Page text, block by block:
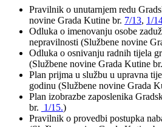
Pravilnik o unutarnjem redu
novine Grada Kutine br. 7/13, 1/
Odluka o imenovanju osobe
nepravilnosti (Službene novine
Odluka o osnivanju radnih tijela
(Službene novine Grada Kutine br.
Plan prijma u službu u upravna
godinu (Službene novine Grada
Plan izobrazbe zaposlenika
br. 1/15.)
Pravilnik o provedbi postupka